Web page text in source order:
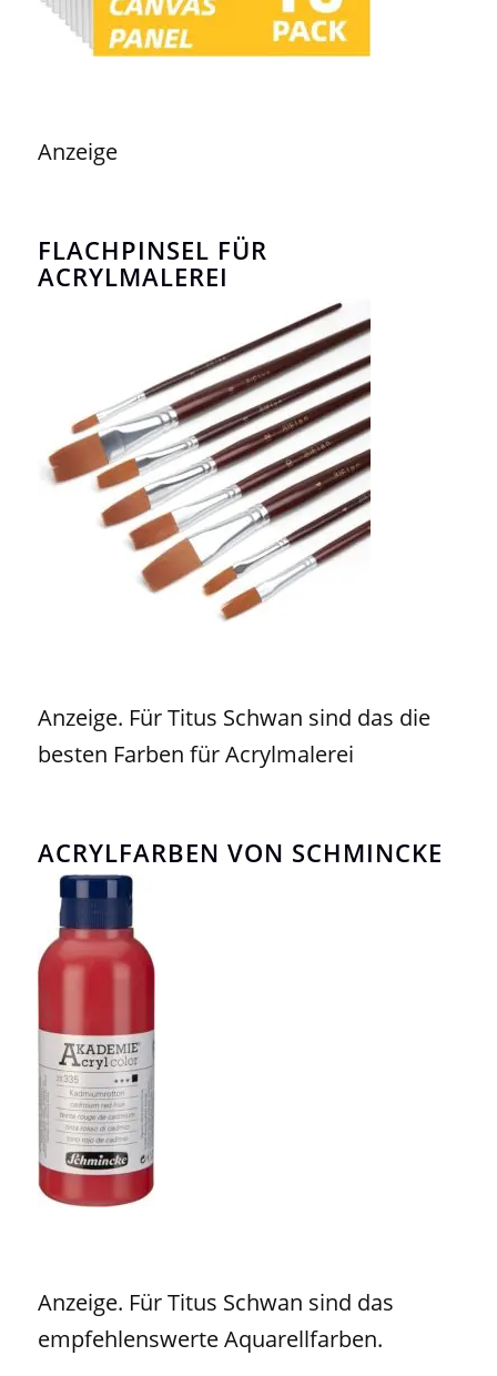
Anzeige
FLACHPINSEL FÜR
ACRYLMALEREI
Anzeige. Für Titus Schwan sind das die
besten Farben für Acrylmalerei
ACRYLFARBEN VON SCHMINCKE
Anzeige. Für Titus Schwan sind das
empfehlenswerte Aquarellfarben.